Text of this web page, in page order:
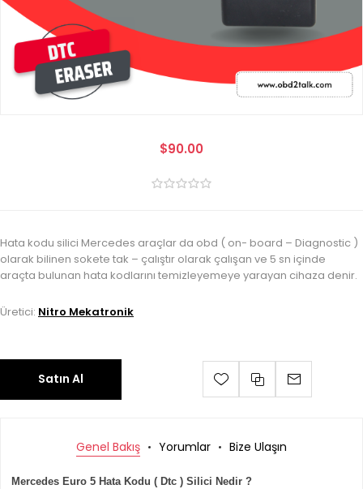
$90.00
Hata kodu silici Mercedes araçlar da obd ( on- board – Diagnostic )
olarak bilinen sokete tak – çalıştır olarak çalışan ve 5 sn içinde
araçta bulunan hata kodlarını temizleyemeye yarayan cihaza denir.
Üretici: Nitro Mekatronik
Satın Al
Genel Bakış Yorumlar Bize Ulaşın
Mercedes Euro 5 Hata Kodu ( Dtc ) Silici Nedir ?